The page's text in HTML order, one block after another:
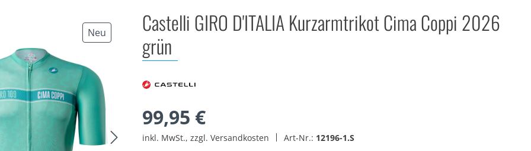
Neu
Castelli GIRO D'ITALIA Kurzarmtrikot Cima Coppi 2026
grün
99,95 €
inkl. MwSt., zzgl. Versandkosten Art-Nr.: 12196-1.S